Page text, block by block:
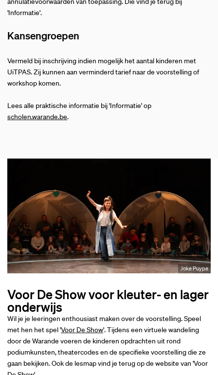
'Informatie'.
Kansengroepen
Vermeld bij inschrijving indien mogelijk het aantal kinderen met
UiTPAS. Zij kunnen aan verminderd tarief naar de voorstelling of
workshop komen.
Lees alle praktische informatie bij 'Informatie' op
scholen.warande.be.
Joke Puype
Voor De Show voor kleuter- en lager
onderwijs
Wil je je leeringen enthousiast maken over de voorstelling. Speel
met hen het spel 'Voor De Show'. Tijdens een virtuele wandeling
door de Warande voeren de kinderen opdrachten uit rond
podiumkunsten, theatercodes en de specifieke voorstelling die ze
gaan bekijken. Ook de lesmap vind je terug op de website van 'Voor